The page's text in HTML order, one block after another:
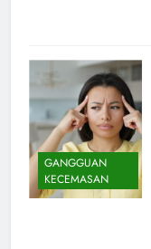
GANGGUAN
KECEMASAN